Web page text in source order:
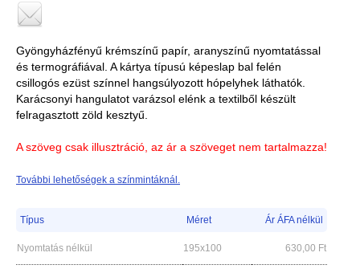
Gyöngyházfényű krémszínű papír, aranyszínű nyomtatással
és termográfiával. A kártya típusú képeslap bal felén
csillogós ezüst színnel hangsúlyozott hópelyhek láthatók.
Karácsonyi hangulatot varázsol elénk a textilből készült
felragasztott zöld kesztyű.
A szöveg csak illusztráció, az ár a szöveget nem tartalmazza!
További lehetőségek a színmintáknál.
Típus Méret Ár ÁFA nélkül
Nyomtatás nélkül 195x100 630,00 Ft